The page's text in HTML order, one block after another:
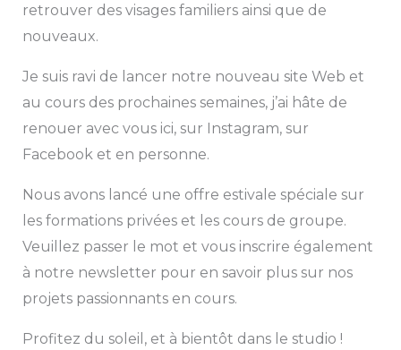
retrouver des visages familiers ainsi que de
nouveaux.
Je suis ravi de lancer notre nouveau site Web et
au cours des prochaines semaines, j’ai hâte de
renouer avec vous ici, sur Instagram, sur
Facebook et en personne.
Nous avons lancé une offre estivale spéciale sur
les formations privées et les cours de groupe.
Veuillez passer le mot et vous inscrire également
à notre newsletter pour en savoir plus sur nos
projets passionnants en cours.
Profitez du soleil, et à bientôt dans le studio !